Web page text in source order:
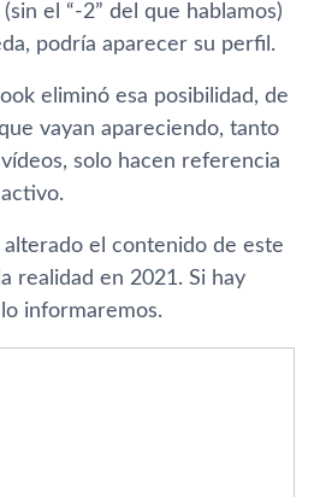
el “-2” del que hablamos)
podría aparecer su perfil.
eliminó esa posibilidad, de
vayan apareciendo, tanto
solo hacen referencia
alterado el contenido de este
realidad en 2021. Si hay
informaremos.